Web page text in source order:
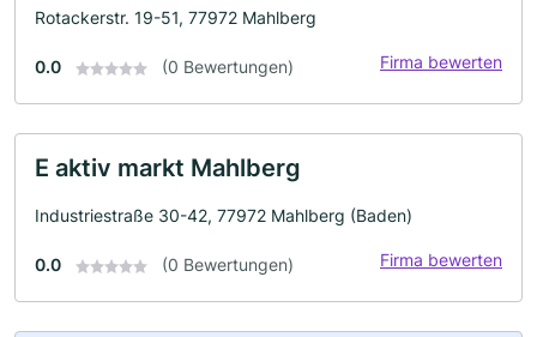
Rotackerstr. 19-51, 77972 Mahlberg
0.0 (0 Bewertungen) Firma bewerten
E aktiv markt Mahlberg
Industriestraße 30-42, 77972 Mahlberg (Baden)
0.0 (0 Bewertungen) Firma bewerten